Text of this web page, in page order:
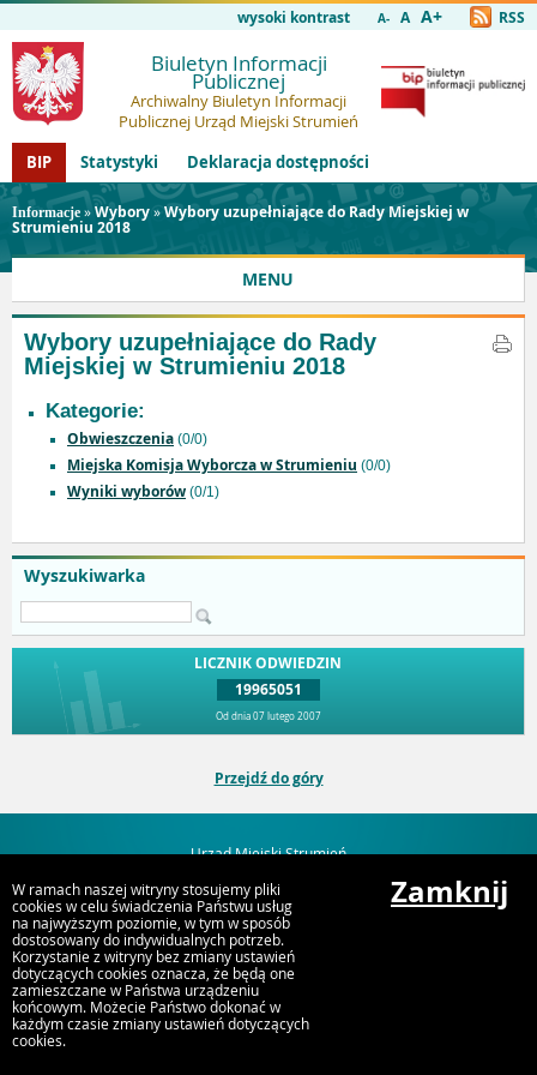
wysoki kontrast A- A A+ RSS
Biuletyn Informacji
Publicznej
Archiwalny Biuletyn Informacji
Publicznej Urząd Miejski Strumień
BIP
Statystyki Deklaracja dostępności
Informacje »Wybory»Wybory uzupełniające do Rady Miejskiej w
Strumieniu 2018
MENU
Wyszukiwarka
LICZNIK ODWIEDZIN
19965051
Od dnia 07 lutego 2007
Wybory uzupełniające do Rady
Miejskiej w Strumieniu 2018
Kategorie:
Obwieszczenia (0/0)
Miejska Komisja Wyborcza w Strumieniu (0/0)
Wyniki wyborów (0/1)
Przejdź do góry
Urząd Miejski Strumień
W ramach naszej witryny stosujemy pliki
cookies w celu świadczenia Państwu usług
na najwyższym poziomie, w tym w sposób
dostosowany do indywidualnych potrzeb.
Korzystanie z witryny bez zmiany ustawień
dotyczących cookies oznacza, że będą one
zamieszczane w Państwa urządzeniu
końcowym. Możecie Państwo dokonać w
każdym czasie zmiany ustawień dotyczących
cookies.
Zamknij